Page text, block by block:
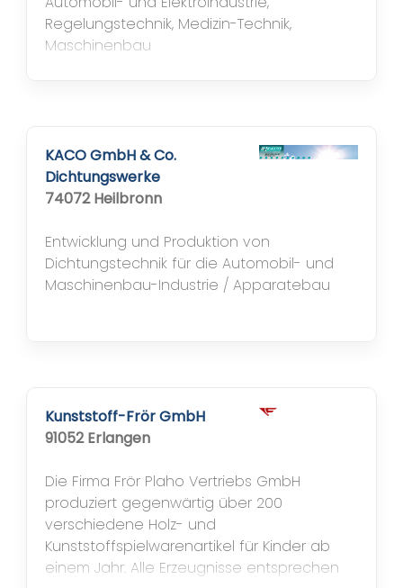
Regelungstechnik, Medizin-Technik,
Maschinenbau
KACO GmbH & Co.
Dichtungswerke
74072 Heilbronn
Entwicklung und Produktion von
Dichtungstechnik für die Automobil- und
Maschinenbau-Industrie / Apparatebau
Kunststoff-Frör GmbH
91052 Erlangen
Die Firma Frör Plaho Vertriebs GmbH
produziert gegenwärtig über 200
verschiedene Holz- und
Kunststoffspielwarenartikel für Kinder ab
einem Jahr. Alle Erzeugnisse entsprechen